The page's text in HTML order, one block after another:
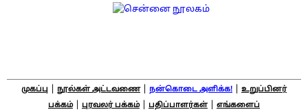
முகப்பு நூல்கள் அட்டவணை| நன்கொடை அளிக்க!
உறுப்பினர்
பக்கம்| புரவலர் பக்கம்| பதிப்பாளர்கள்
எங்களைப்